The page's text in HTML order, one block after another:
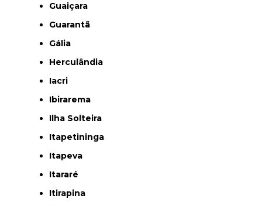
Guaiçara
Guarantã
Gália
Herculândia
Iacri
Ibirarema
Ilha Solteira
Itapetininga
Itapeva
Itararé
Itirapina